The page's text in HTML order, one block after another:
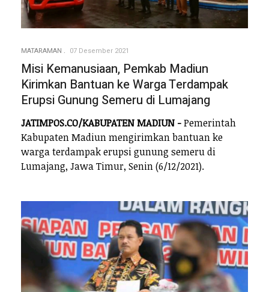
MATARAMAN 07 Desember 2021
Misi Kemanusiaan, Pemkab Madiun
Kirimkan Bantuan ke Warga Terdampak
Erupsi Gunung Semeru di Lumajang
JATIMPOS.CO/KABUPATEN MADIUN -Pemerintah
Kabupaten Madiun mengirimkan bantuan ke
warga terdampak erupsi gunung semeru di
Lumajang, Jawa Timur, Senin (6/12/2021).